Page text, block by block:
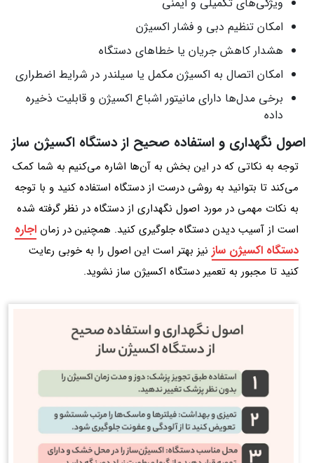
امکان تنظیم دبی و فشار اکسیژن
هشدار کاهش جریان یا خطاهای دستگاه
امکان اتصال به اکسیژن مکمل یا سیلندر در شرایط اضطراری
برخی مدل‌ها دارای مانیتور اشباع اکسیژن و قابلیت ذخیره
داده
اصول نگهداری و استفاده صحیح از دستگاه اکسیژن‌ ساز
توجه به نکاتی که در این بخش به آن‌ها اشاره می‌کنیم به شما کمک
می‌کند تا بتوانید به روشی درست از دستگاه استفاده کنید و با توجه
به نکات مهمی در مورد اصول نگهداری از دستگاه در نظر گرفته شده
است از آسیب دیدن دستگاه جلوگیری کنید. همچنین در زمان اجاره
دستگاه اکسیژن ساز نیز بهتر است این اصول را به خوبی رعایت
کنید تا مجبور به تعمیر دستگاه اکسیژن ساز نشوید.